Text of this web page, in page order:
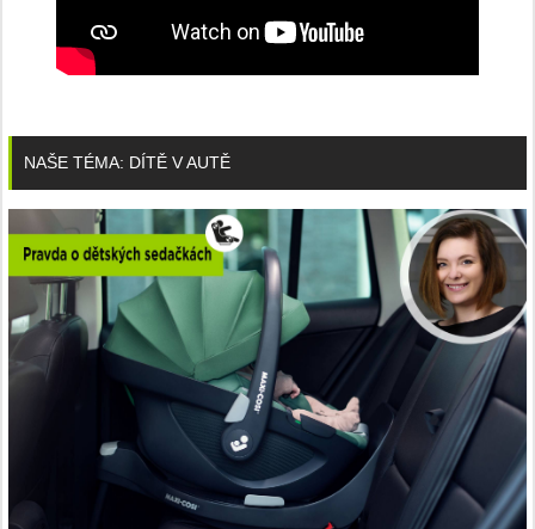
NAŠE TÉMA: DÍTĚ V AUTĚ